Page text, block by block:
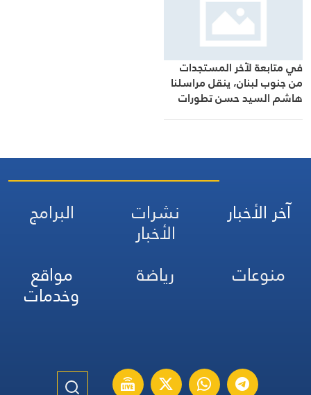
في متابعة لآخر المستجدات
من جنوب لبنان، ينقل مراسلنا
هاشم السيد حسن تطورات
آخر الأخبار نشرات
الأخبار
البرامج
منوعات
رياضة مواقع
وخدمات